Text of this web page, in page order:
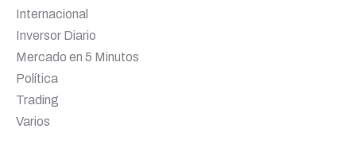
Internacional
Inversor Diario
Mercado en 5 Minutos
Política
Trading
Varios